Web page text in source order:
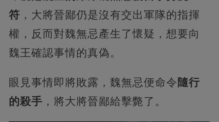
符 ，大將晉鄙仍是沒有交出軍隊的指揮
權，反而對魏無忌產生了懷疑，想要向
魏王確認事情的真偽。
眼見事情即將敗露，魏無忌便命令 隨行
的殺手 ，將大將晉鄙給擊斃了。